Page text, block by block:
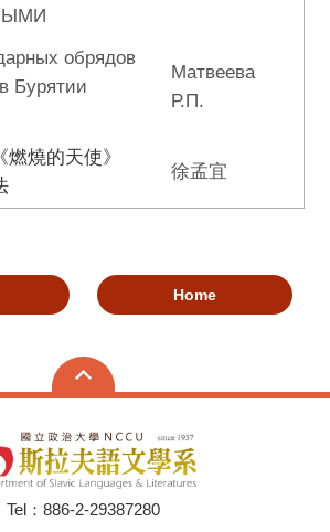
обрядов
Бурятии
Матвеева
Р.П.
燒的天使》
徐孟宜
Home
Tel：886-2-29387280